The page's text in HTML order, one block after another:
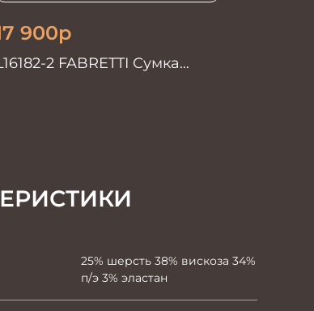
900р
2 FABRETTI Сумка
25% шерсть 38% вискоза 34%
п/э 3% эластан